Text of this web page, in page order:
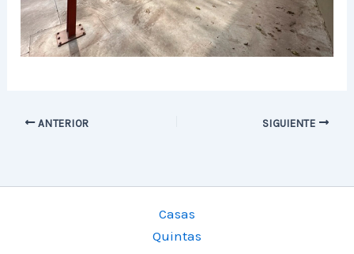
ANTERIOR SIGUIENTE
Casas
Quintas